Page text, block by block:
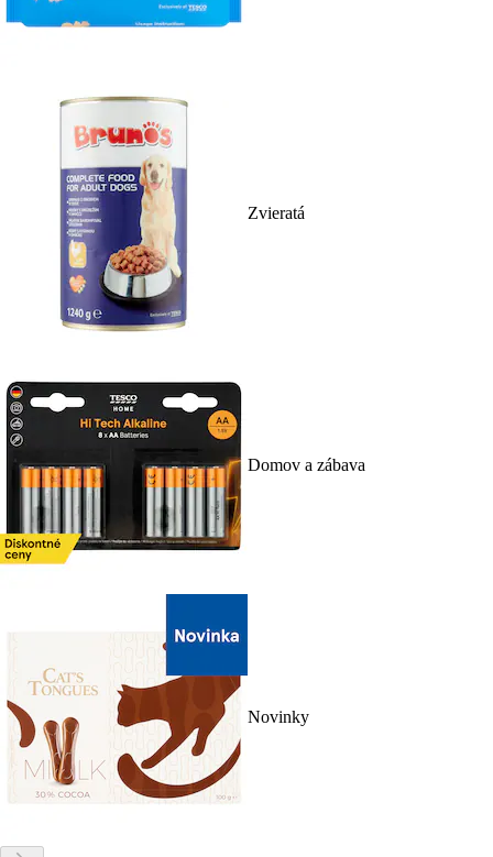
Zvieratá
Domov a zábava
Novinky